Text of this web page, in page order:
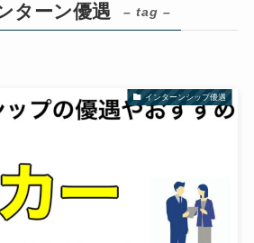
ターン優遇 – tag –
インターンシップ優遇